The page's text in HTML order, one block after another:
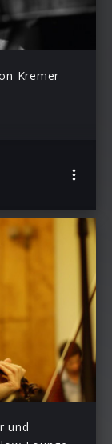
Kremer
und